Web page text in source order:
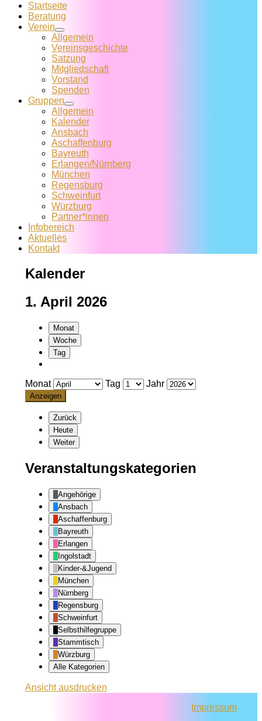
Startseite
Beratung
Verein
Allgemein
Vereins­geschichte
Satzung
Mitglied­schaft
Vorstand
Spenden
Gruppen
Allgemein
Kalender
Ansbach
Aschaffenburg
Bayreuth
Erlangen/Nürnberg
München
Regensburg
Schweinfurt
Würzburg
Partner*innen
Infobereich
Aktuelles
Kontakt
Kalender
1. April 2026
Monat
Woche
Tag
Monat Tag Jahr
Zurück
Heute
Weiter
Veranstaltungskategorien
Angehörige
Ansbach
Aschaffenburg
Bayreuth
Erlangen
Ingolstadt
Kinder-&Jugend
München
Nürnberg
Regensburg
Schweinfurt
Selbsthilfegruppe
Stammtisch
Würzburg
Alle Kategorien
Ansichtausdrucken
Impressum